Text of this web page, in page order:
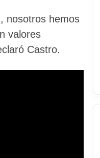
nosotros hemos
valores
Castro.